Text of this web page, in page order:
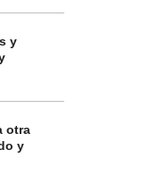
y
otra
y